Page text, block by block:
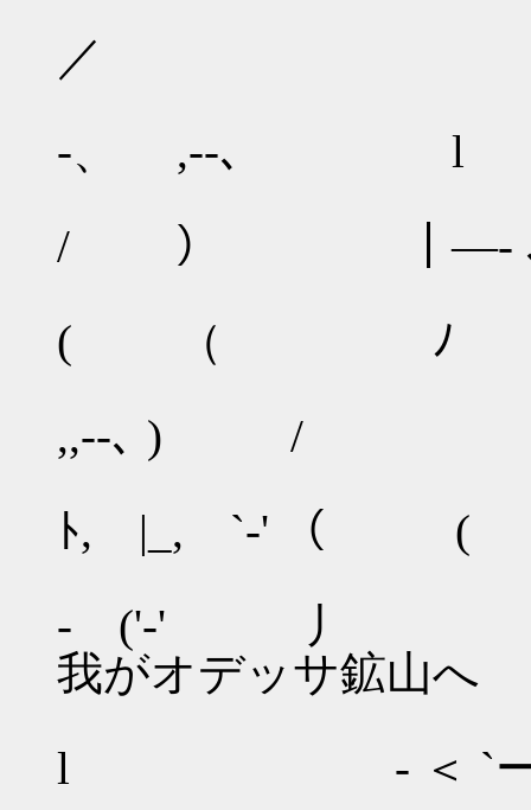
／
‐、 ,-‐､ l
/ ） ｜―‐
( （
,,-‐､ ) /
ﾄ, |_, `‐' （ (
- ('-' 丿
我がオデッサ鉱山へ
l ゝ- ＜ `ー-